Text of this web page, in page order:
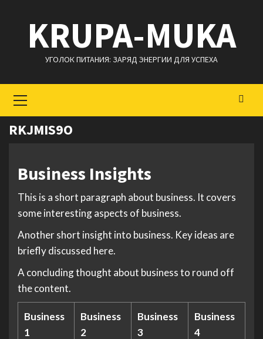
содержимому
KRUPA-MUKA
УГОЛОК ПИТАНИЯ: ЗАРЯД ЭНЕРГИИ ДЛЯ УСПЕХА
меню
RKJMIS9O
Business Insights
This is a short paragraph about business. It covers
some interesting aspects of business.
Another short insight into business. Key ideas are
briefly discussed here.
A concluding thought about business to round off
the content.
Business
1
Business
2
Business
3
Business
4